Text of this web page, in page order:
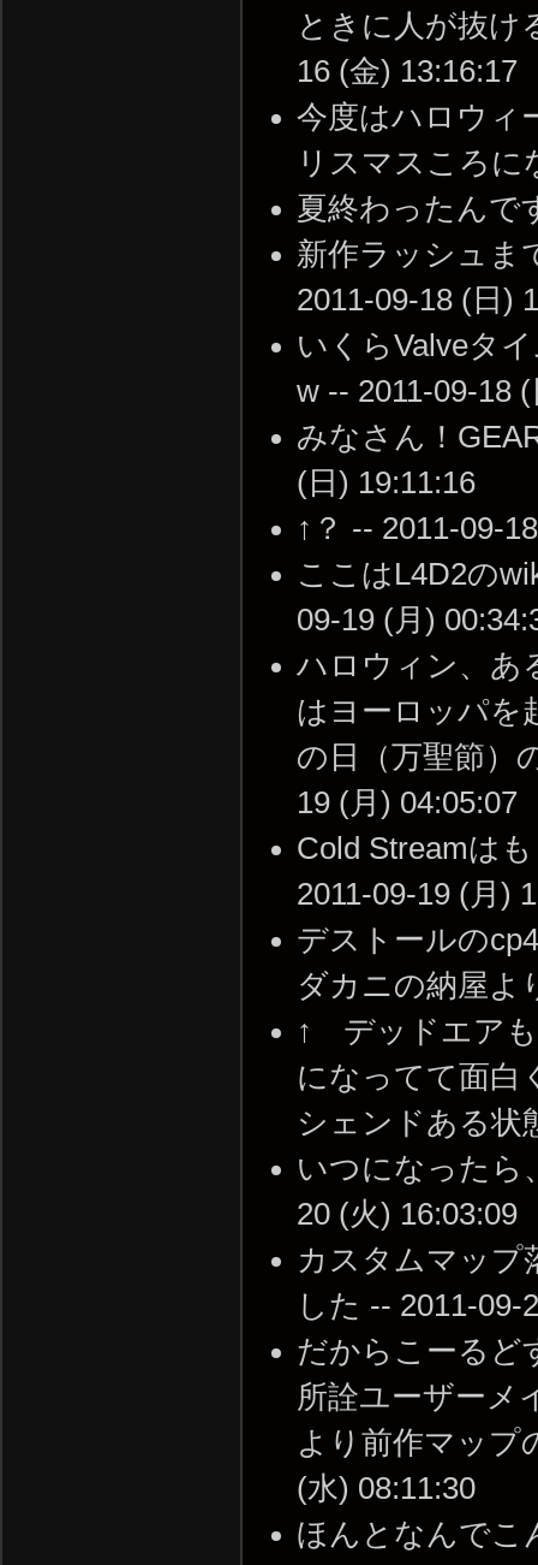
ときに人が抜け
16 (金) 13:16:17
今度はハロウィ
リスマスころに
夏終わったんで
新作ラッシュま
2011-09-18 (日)
いくらValveタ
w -- 2011-09-18
みなさん！
(日) 19:11:16
↑？ -- 2011-09-
ここはL4D2の
09-19 (月)
ハロウィン、あ
はヨーロッパを
の日（万聖節）
19 (月) 04:05:07
Cold Streamは
2011-09-19 (月)
デストールの
ダカニの納屋よ
↑ デッドエアも
になってて面
シェンドある状
いつになったら
20 (火) 16:03:09
カスタムマップ
した -- 2011-09-
だからこーるど
所詮ユーザーメ
より前作マップ
(水) 08:11:30
ほんとなんでこ